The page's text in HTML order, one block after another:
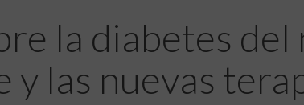
la diabetes del
y las nuevas